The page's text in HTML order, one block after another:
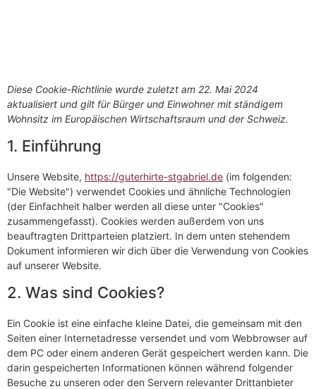
Diese Cookie-Richtlinie wurde zuletzt am 22. Mai 2024
aktualisiert und gilt für Bürger und Einwohner mit ständigem
Wohnsitz im Europäischen Wirtschaftsraum und der Schweiz.
1. Einführung
Unsere Website, https://guterhirte-stgabriel.de (im folgenden:
"Die Website") verwendet Cookies und ähnliche Technologien
(der Einfachheit halber werden all diese unter "Cookies"
zusammengefasst). Cookies werden außerdem von uns
beauftragten Drittparteien platziert. In dem unten stehendem
Dokument informieren wir dich über die Verwendung von Cookies
auf unserer Website.
2. Was sind Cookies?
Ein Cookie ist eine einfache kleine Datei, die gemeinsam mit den
Seiten einer Internetadresse versendet und vom Webbrowser auf
dem PC oder einem anderen Gerät gespeichert werden kann. Die
darin gespeicherten Informationen können während folgender
Besuche zu unseren oder den Servern relevanter Drittanbieter